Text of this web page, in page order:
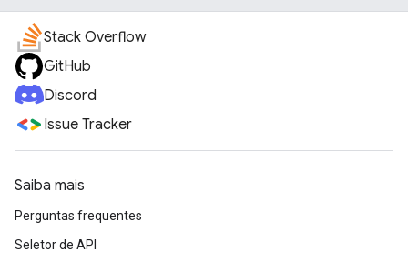
Stack Overflow
GitHub
Discord
Issue Tracker
Saiba mais
Perguntas frequentes
Seletor de API